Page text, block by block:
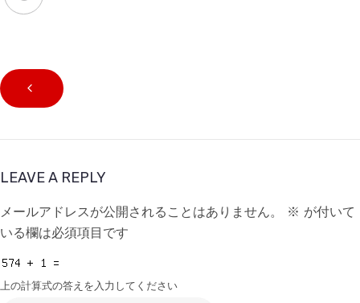
LEAVE A REPLY
メールアドレスが公開されることはありません。 ※ が付いて
いる欄は必須項目です
上の計算式の答えを入力してください